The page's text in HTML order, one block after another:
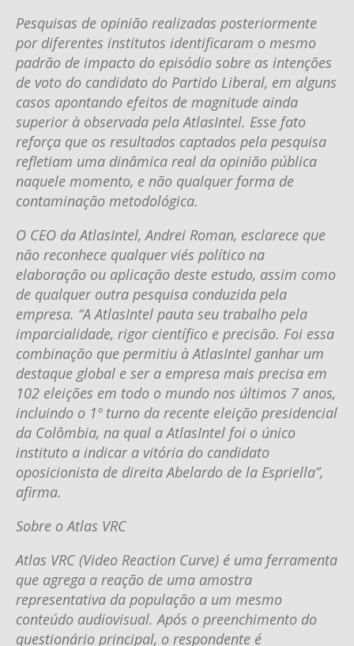
Pesquisas de opinião realizadas posteriormente
por diferentes institutos identificaram o mesmo
padrão de impacto do episódio sobre as intenções
de voto do candidato do Partido Liberal, em alguns
casos apontando efeitos de magnitude ainda
superior à observada pela AtlasIntel. Esse fato
reforça que os resultados captados pela pesquisa
refletiam uma dinâmica real da opinião pública
naquele momento, e não qualquer forma de
contaminação metodológica.
O CEO da AtlasIntel, Andrei Roman, esclarece que
não reconhece qualquer viés político na
elaboração ou aplicação deste estudo, assim como
de qualquer outra pesquisa conduzida pela
empresa. “A AtlasIntel pauta seu trabalho pela
imparcialidade, rigor científico e precisão. Foi essa
combinação que permitiu à AtlasIntel ganhar um
destaque global e ser a empresa mais precisa em
102 eleições em todo o mundo nos últimos 7 anos,
incluindo o 1º turno da recente eleição presidencial
da Colômbia, na qual a AtlasIntel foi o único
instituto a indicar a vitória do candidato
oposicionista de direita Abelardo de la Espriella”,
afirma.
Sobre o Atlas VRC
Atlas VRC (Video Reaction Curve) é uma ferramenta
que agrega a reação de uma amostra
representativa da população a um mesmo
conteúdo audiovisual. Após o preenchimento do
questionário principal, o respondente é